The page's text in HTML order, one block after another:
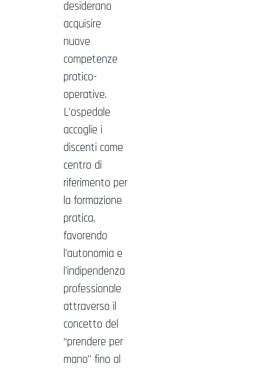
desiderano
acquisire
nuove
competenze
pratico-
operative.
L’ospedale
accoglie i
discenti come
centro di
riferimento per
la formazione
pratica,
favorendo
l’autonomia e
l’indipendenza
professionale
attraverso il
concetto del
“prendere per
mano” fino al